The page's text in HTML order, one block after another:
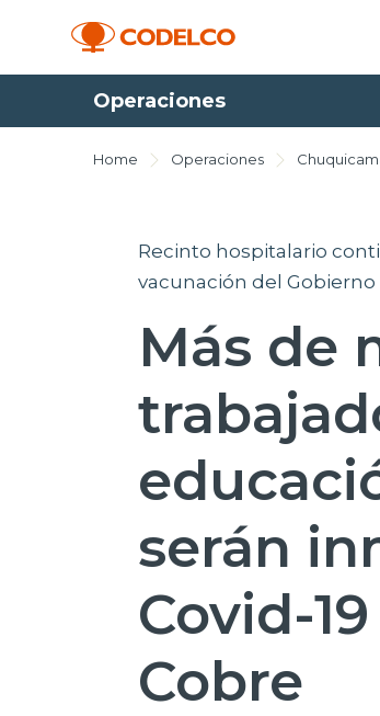
Operaciones
Home Operaciones
Recinto hospitalario
vacunación del Gobierno
Más de
serán
Covid-
Cobre